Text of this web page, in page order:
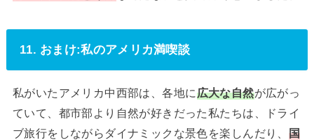
11. おまけ:私のアメリカ満喫談
私がいたアメリカ中西部は、各地に広大な自然が広がっ
ていて、都市部より自然が好きだった私たちは、ドライ
ブ旅行をしながらダイナミックな景色を楽しんだり、 国